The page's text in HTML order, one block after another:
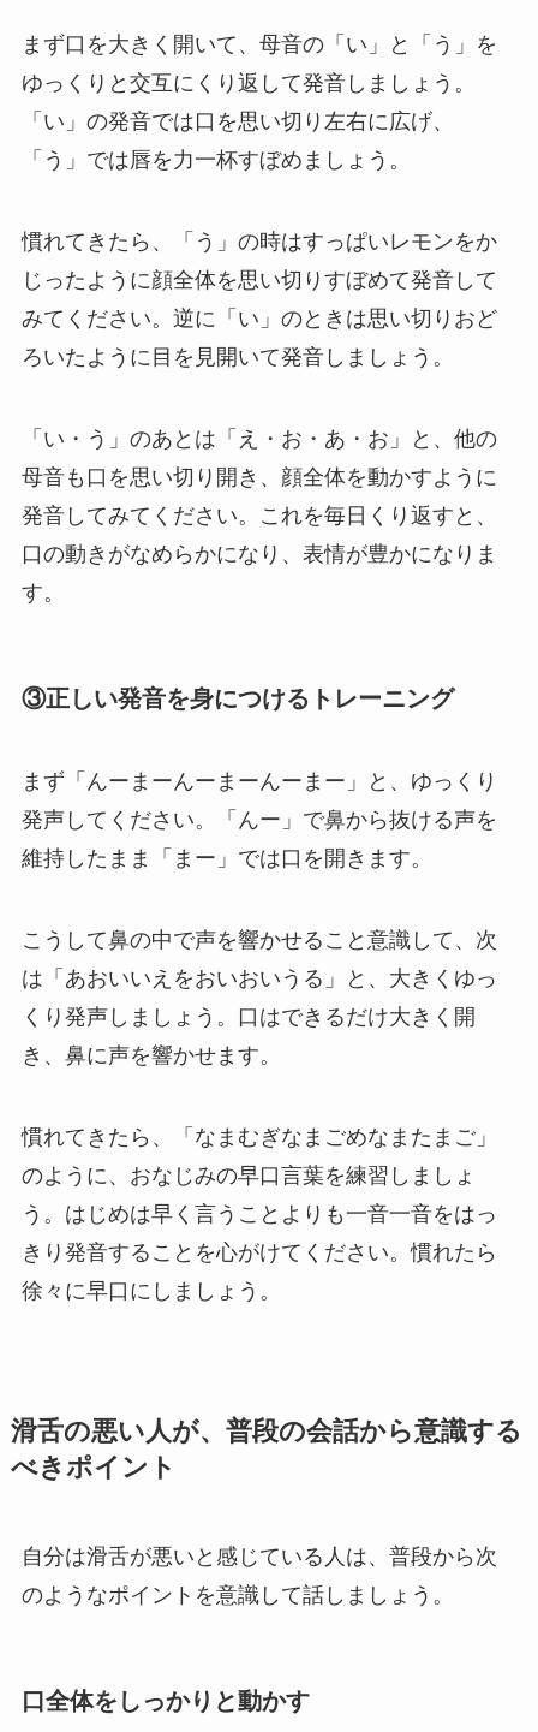
まず口を大きく開いて、母音の「い」と「う」を
ゆっくりと交互にくり返して発音しましょう。
「い」の発音では口を思い切り左右に広げ、
「う」では唇を力一杯すぼめましょう。
慣れてきたら、「う」の時はすっぱいレモンをか
じったように顔全体を思い切りすぼめて発音して
みてください。逆に「い」のときは思い切りおど
ろいたように目を見開いて発音しましょう。
「い・う」のあとは「え・お・あ・お」と、他の
母音も口を思い切り開き、顔全体を動かすように
発音してみてください。これを毎日くり返すと、
口の動きがなめらかになり、表情が豊かになりま
す。
③正しい発音を身につけるトレーニング
まず「んーまーんーまーんーまー」と、ゆっくり
発声してください。「んー」で鼻から抜ける声を
維持したまま「まー」では口を開きます。
こうして鼻の中で声を響かせること意識して、次
は「あおいいえをおいおいうる」と、大きくゆっ
くり発声しましょう。口はできるだけ大きく開
き、鼻に声を響かせます。
慣れてきたら、「なまむぎなまごめなまたまご」
のように、おなじみの早口言葉を練習しましょ
う。はじめは早く言うことよりも一音一音をはっ
きり発音することを心がけてください。慣れたら
徐々に早口にしましょう。
滑舌の悪い人が、普段の会話から意識する
べきポイント
自分は滑舌が悪いと感じている人は、普段から次
のようなポイントを意識して話しましょう。
口全体をしっかりと動かす